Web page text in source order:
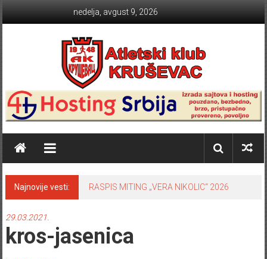
nedelja, avgust 9, 2026
Atletski klub KRUŠEVAC
Najnovije vesti: RASPIS MITING „VERA NIKOLIC“ 2026
29.03.2021.
kros-jasenica